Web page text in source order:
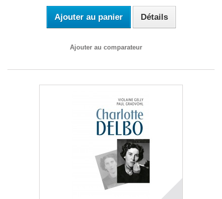
Ajouter au panier Détails
Ajouter au comparateur